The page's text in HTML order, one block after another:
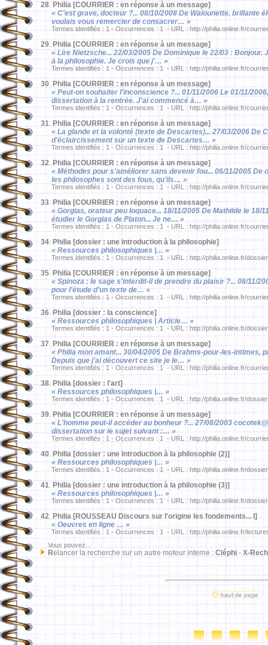
28. Philia [COURRIER : en réponse à un message]
« C'est grave, docteur ?... 08/10/2008 De Walounette, brillante
voulais vous remercier de consacrer… »
Termes identifiés : 1 - Occurrences : 1 - URL : http://philia.online.fr/
29. Philia [COURRIER : en réponse à un message]
« Lire Nietzsche... 22/03/2005 De Dominique le 22/03 :
à la philosophie. Je crois que j'… »
Termes identifiés : 1 - Occurrences : 1 - URL : http://philia.online.fr/
30. Philia [COURRIER : en réponse à un message]
« Peut-on souhaiter l'inconscience ?... 01/11/2006 Le 01/11/
dissertation à la rentrée. J'ai commencé à… »
Termes identifiés : 1 - Occurrences : 1 - URL : http://philia.online.fr/
31. Philia [COURRIER : en réponse à un message]
« La glande et la volonté (texte de Descartes)... 27/03/2006 De
d'éclaircissement sur un texte de Descartes… »
Termes identifiés : 1 - Occurrences : 1 - URL : http://philia.online.fr/
32. Philia [COURRIER : en réponse à un message]
« Méthodes pour s'améliorer sans devenir fou... 06/11/2005 De
les philosophes sont des fous, qu'ils… »
Termes identifiés : 1 - Occurrences : 1 - URL : http://philia.online.fr/
33. Philia [COURRIER : en réponse à un message]
« Gorgias, orateur peu loquace... 18/11/2005 De Mathilde le 18/
étudier le Gorgias de Platon... Je ne… »
Termes identifiés : 1 - Occurrences : 1 - URL : http://philia.online.fr/
34. Philia [dossier : une introduction à la philosophie]
« Ressources philosophiques |… »
Termes identifiés : 1 - Occurrences : 1 - URL : http://philia.online.fr/
35. Philia [COURRIER : en réponse à un message]
« Spinoza : le sage s'interdit-il de prendre du plaisir ?... 08/11/
pour l'étude d'un texte de… »
Termes identifiés : 1 - Occurrences : 1 - URL : http://philia.online.fr/
36. Philia [dossier : la conscience]
« Ressources philosophiques | Article… »
Termes identifiés : 1 - Occurrences : 1 - URL : http://philia.online.fr/
37. Philia [COURRIER : en réponse à un message]
« Philia mon amant... 30/04/2005 De Brahms-pour-les-intimes,
Depuis que j'ai découvert ce site je le… »
Termes identifiés : 1 - Occurrences : 1 - URL : http://philia.online.fr/
38. Philia [dossier : l'art]
« Ressources philosophiques |… »
Termes identifiés : 1 - Occurrences : 1 - URL : http://philia.online.fr/
39. Philia [COURRIER : en réponse à un message]
« L'homme peut-il accéder au bonheur ?... 27/08/2003
dissertation sur le sujet suivant :… »
Termes identifiés : 1 - Occurrences : 1 - URL : http://philia.online.fr/
40. Philia [dossier : une introduction à la philosophie (2)]
« Ressources philosophiques |… »
Termes identifiés : 1 - Occurrences : 1 - URL : http://philia.online.fr/
41. Philia [dossier : une introduction à la philosophie (3)]
« Ressources philosophiques |… »
Termes identifiés : 1 - Occurrences : 1 - URL : http://philia.online.fr/
42. Philia [ROUSSEAU Discours sur l'origine les fondements... I]
« Oeuvres en ligne … »
Termes identifiés : 1 - Occurrences : 1 - URL : http://philia.online.fr/
Vous pouvez...
Relancer la recherche sur un autre moteur interne : Cléphi - X-